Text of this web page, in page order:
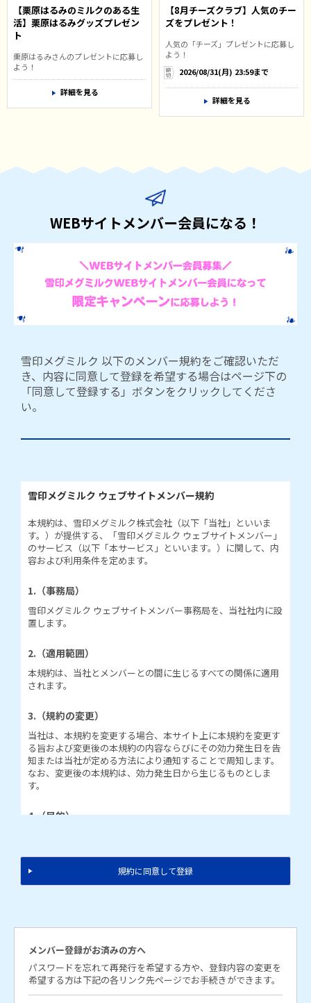
【栗原はるみのミルクのある生
活】栗原はるみグッズプレゼン
ト
栗原はるみさんのプレゼントに応募し
よう！
詳細を見る
【8月チーズクラブ】人気のチー
ズをプレゼント！
人気の「チーズ」プレゼントに応募し
よう！
2026/08/31(月) 23:59まで
詳細を見る
WEBサイトメンバー会員になる！
雪印メグミルク 以下のメンバー規約をご確認いただ
き、内容に同意して登録を希望する場合はページ下の
「同意して登録する」ボタンをクリックしてくださ
い。
雪印メグミルク ウェブサイトメンバー規約
本規約は、雪印メグミルク株式会社（以下「当社」といいま
す。）が提供する、「雪印メグミルク ウェブサイトメンバー」
のサービス（以下「本サービス」といいます。）に関して、内
容および利用条件を定めます。
1.（事務局）
雪印メグミルク ウェブサイトメンバー事務局を、当社社内に設
置します。
2.（適用範囲）
本規約は、当社とメンバーとの間に生じるすべての関係に適用
されます。
3.（規約の変更）
当社は、本規約を変更する場合、本サイト上に本規約を変更す
る旨および変更後の本規約の内容ならびにその効力発生日を告
知または当社が定める方法により通知することで周知します。
なお、変更後の本規約は、効力発生日から生じるものとしま
す。
4.（目的）
ルにより配信できるものとします。
①メンバー限定プレゼント情報
②当社のキャンペーン情報、商品情報、イベント情報
5.（メンバー登録）
規約に同意して登録
メンバー登録がお済みの方へ
パスワードを忘れて再発行を希望する方や、登録内容の変更を
希望する方は下記の各リンク先ページでお手続きができます。